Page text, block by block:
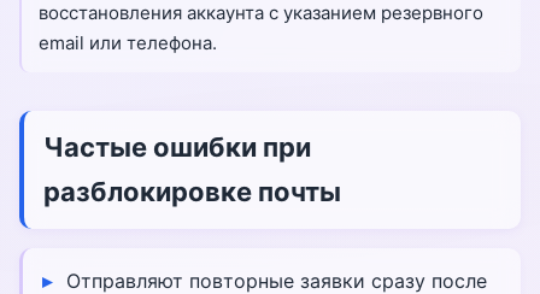
восстановления аккаунта с указанием резервного
email или телефона.
Частые ошибки при
разблокировке почты
Отправляют повторные заявки сразу после